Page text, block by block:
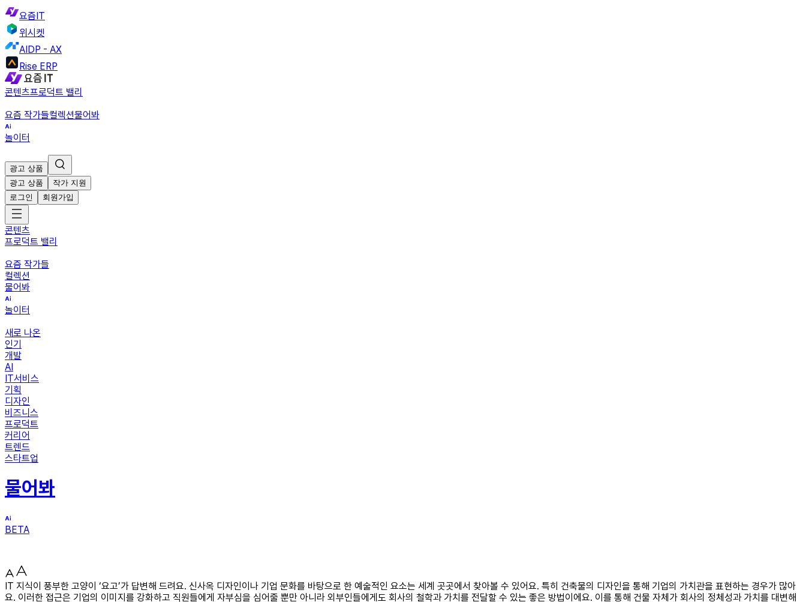
요즘IT
위시켓
AIDP - AX
Rise ERP
콘텐츠프로덕트 밸리
요즘 작가들컬렉션물어봐
놀이터
광고 상품
광고 상품
작가 지원
로그인
회원가입
콘텐츠
프로덕트 밸리
요즘 작가들
컬렉션
물어봐
놀이터
새로 나온
인기
개발
AI
IT서비스
기획
디자인
비즈니스
프로덕트
커리어
트렌드
스타트업
물어봐
BETA
IT 지식이 풍부한 고양이 ‘요고’가 답변해 드려요. 신사옥 디자인이나 기업 문화를 바탕으로 한 예술적인 요소는 세계 곳곳에서 찾아볼 수 있어요. 특히 건축물의 디자인을 통해 기업의 가치관을 표현하는 경우가 많아
요. 이러한 접근은 기업의 이미지를 강화하고 직원들에게 자부심을 심어줄 뿐만 아니라 외부인들에게도 회사의 철학과 가치를 전달할 수 있는 좋은 방법이에요. 이를 통해 건물 자체가 회사의 정체성과 가치를 대변해